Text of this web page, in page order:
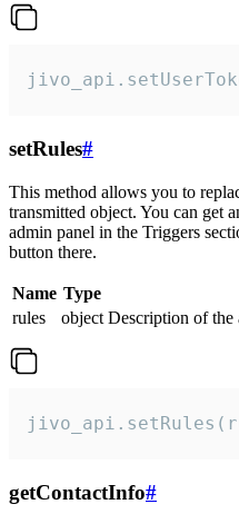
setRules#
This method allows you to
transmitted object. You can get
admin panel in the Triggers
button there.
Name Type
rules
object Description of the
getContactInfo#